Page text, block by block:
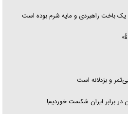
یک باخت راهبردی و مایه شرم بوده است
و بزدلانه است
در برابر ایران شکست خوردیم!